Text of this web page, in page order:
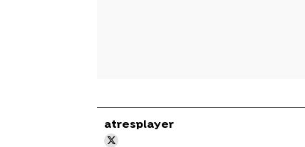
atresplayer